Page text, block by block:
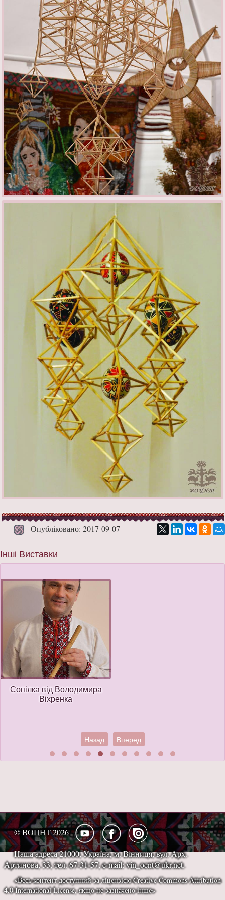
Опубліковано: 2017-09-07
Інші Виставки
Сопілка від Володимира
Віхренка
Назад Вперед
© ВОЦНТ 2026
Наша адреса 21000, Україна, м. Вінниця, вул. Арх.
Артинова, 33, тел. 67-31-57, e-mail: vin_ocnt@ukr.net.
«Весь контент доступний за ліцензією Creative Commons Attribution
4.0 International License, якщо не зазначено інше»